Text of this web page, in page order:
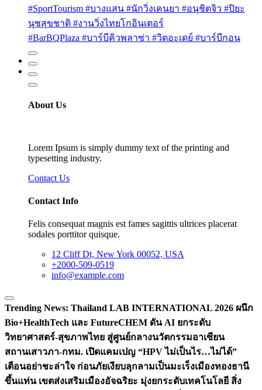
#SportTourism #บางแสน #นักวิ่งเคนยา #อนุชิตจิว #ปิยะ
นุชสุขชาติ #งานวิ่งไทยโกอินเตอร์
#BarBQPlaza #บาร์บีคิวพลาซ่า #วิตอะเดย์ #บาร์บีกอน
About Us
Lorem Ipsum is simply dummy text of the printing and
typesetting industry.
Contact Us
Contact Info
Felis consequat magnis est fames sagittis ultrices placerat
sodales porttitor quisque.
12 Cliff Dt, New York 00052, USA
+2000-509-0519
info@example.com
Trending News: Thailand LAB INTERNATIONAL 2026 ผนึก
Bio+HealthTech และ FutureCHEM ดัน AI ยกระดับ
วิทยาศาสตร์-สุขภาพไทย สู่ศูนย์กลางนวัตกรรมอาเซียน
สถานเสาวภา-กทม. เปิดแคมเปญ “HPV ไม่เป็นไร…ไม่ได้”
เตือนอย่าชะล่าใจ ก่อนภัยเงียบลุกลามเป็นมะเร็งเมืองทองธานี
ขึ้นแท่น เขตส่งเสริมเมืองอัจฉริยะ มุ่งยกระดับเทคโนโลยี สิ่ง